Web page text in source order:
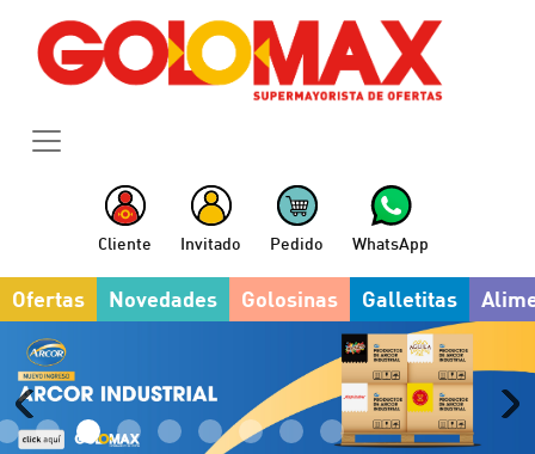
Cliente Invitado Pedido WhatsApp
Ofertas Novedades Golosinas Galletitas